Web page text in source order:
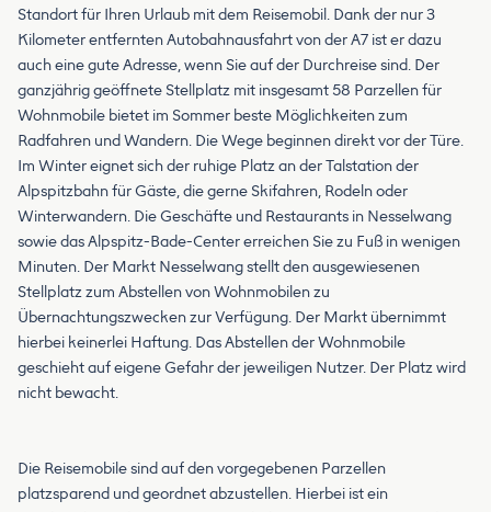
Standort für Ihren Urlaub mit dem Reisemobil. Dank der nur 3
Kilometer entfernten Autobahnausfahrt von der A7 ist er dazu
auch eine gute Adresse, wenn Sie auf der Durchreise sind. Der
ganzjährig geöffnete Stellplatz mit insgesamt 58 Parzellen für
Wohnmobile bietet im Sommer beste Möglichkeiten zum
Radfahren und Wandern. Die Wege beginnen direkt vor der Türe.
Im Winter eignet sich der ruhige Platz an der Talstation der
Alpspitzbahn für Gäste, die gerne Skifahren, Rodeln oder
Winterwandern. Die Geschäfte und Restaurants in Nesselwang
sowie das Alpspitz-Bade-Center erreichen Sie zu Fuß in wenigen
Minuten. Der Markt Nesselwang stellt den ausgewiesenen
Stellplatz zum Abstellen von Wohnmobilen zu
Übernachtungszwecken zur Verfügung. Der Markt übernimmt
hierbei keinerlei Haftung. Das Abstellen der Wohnmobile
geschieht auf eigene Gefahr der jeweiligen Nutzer. Der Platz wird
nicht bewacht.
Die Reisemobile sind auf den vorgegebenen Parzellen
platzsparend und geordnet abzustellen. Hierbei ist ein